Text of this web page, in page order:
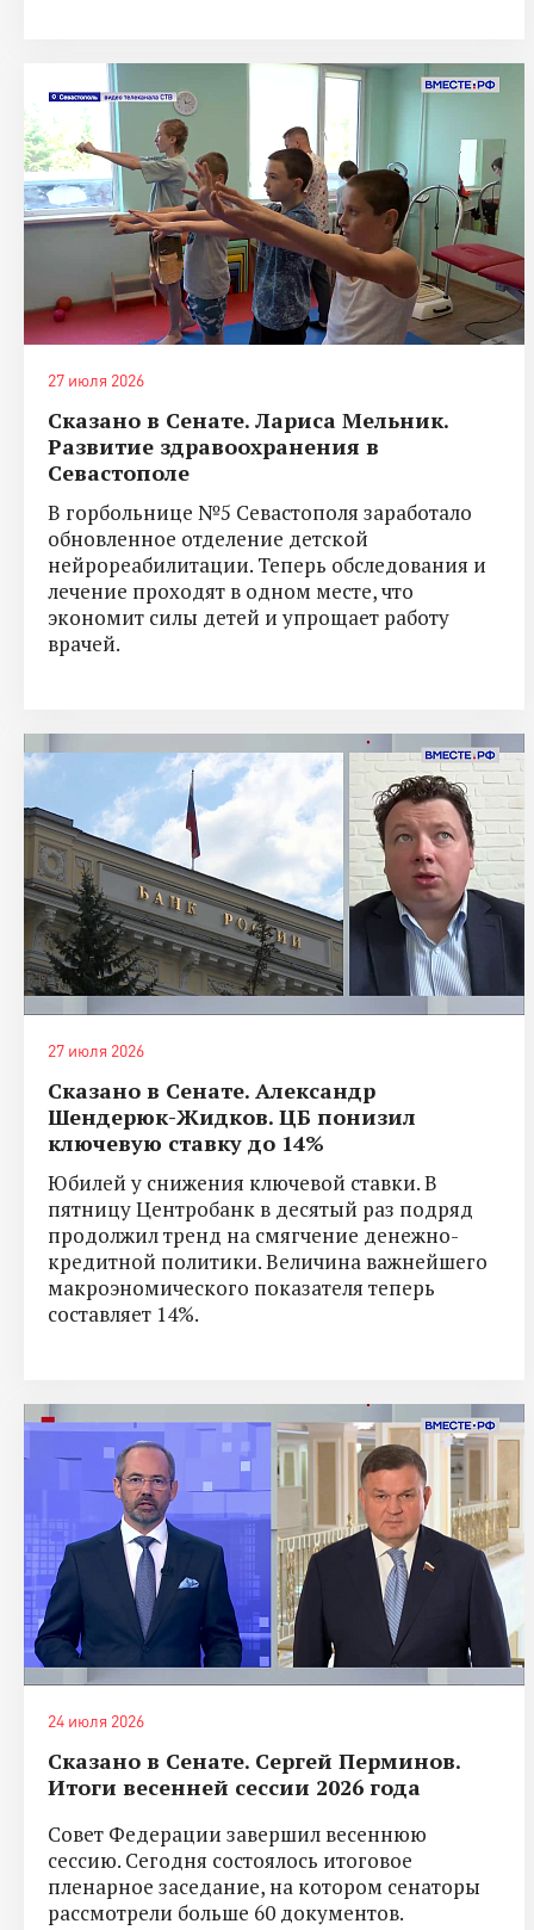
27 июля 2026
Сказано в Сенате. Лариса Мельник.
Развитие здравоохранения в
Севастополе
В горбольнице №5 Севастополя заработало
обновленное отделение детской
нейрореабилитации. Теперь обследования и
лечение проходят в одном месте, что
экономит силы детей и упрощает работу
врачей.
27 июля 2026
Сказано в Сенате. Александр
Шендерюк-Жидков. ЦБ понизил
ключевую ставку до 14%
Юбилей у снижения ключевой ставки. В
пятницу Центробанк в десятый раз подряд
продолжил тренд на смягчение денежно-
кредитной политики. Величина важнейшего
макроэномического показателя теперь
составляет 14%.
24 июля 2026
Сказано в Сенате. Сергей Перминов.
Итоги весенней сессии 2026 года
Совет Федерации завершил весеннюю
сессию. Сегодня состоялось итоговое
пленарное заседание, на котором сенаторы
рассмотрели больше 60 документов.